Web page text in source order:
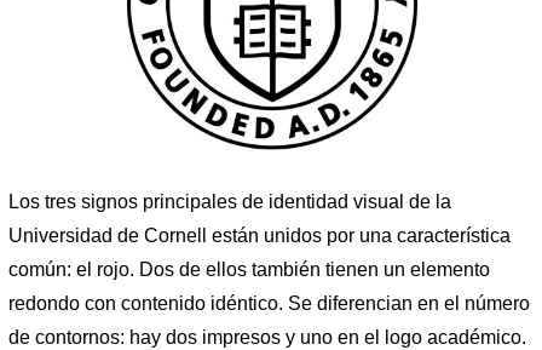
Los tres signos principales de identidad visual de la
Universidad de Cornell están unidos por una característica
común: el rojo. Dos de ellos también tienen un elemento
redondo con contenido idéntico. Se diferencian en el número
de contornos: hay dos impresos y uno en el logo académico.